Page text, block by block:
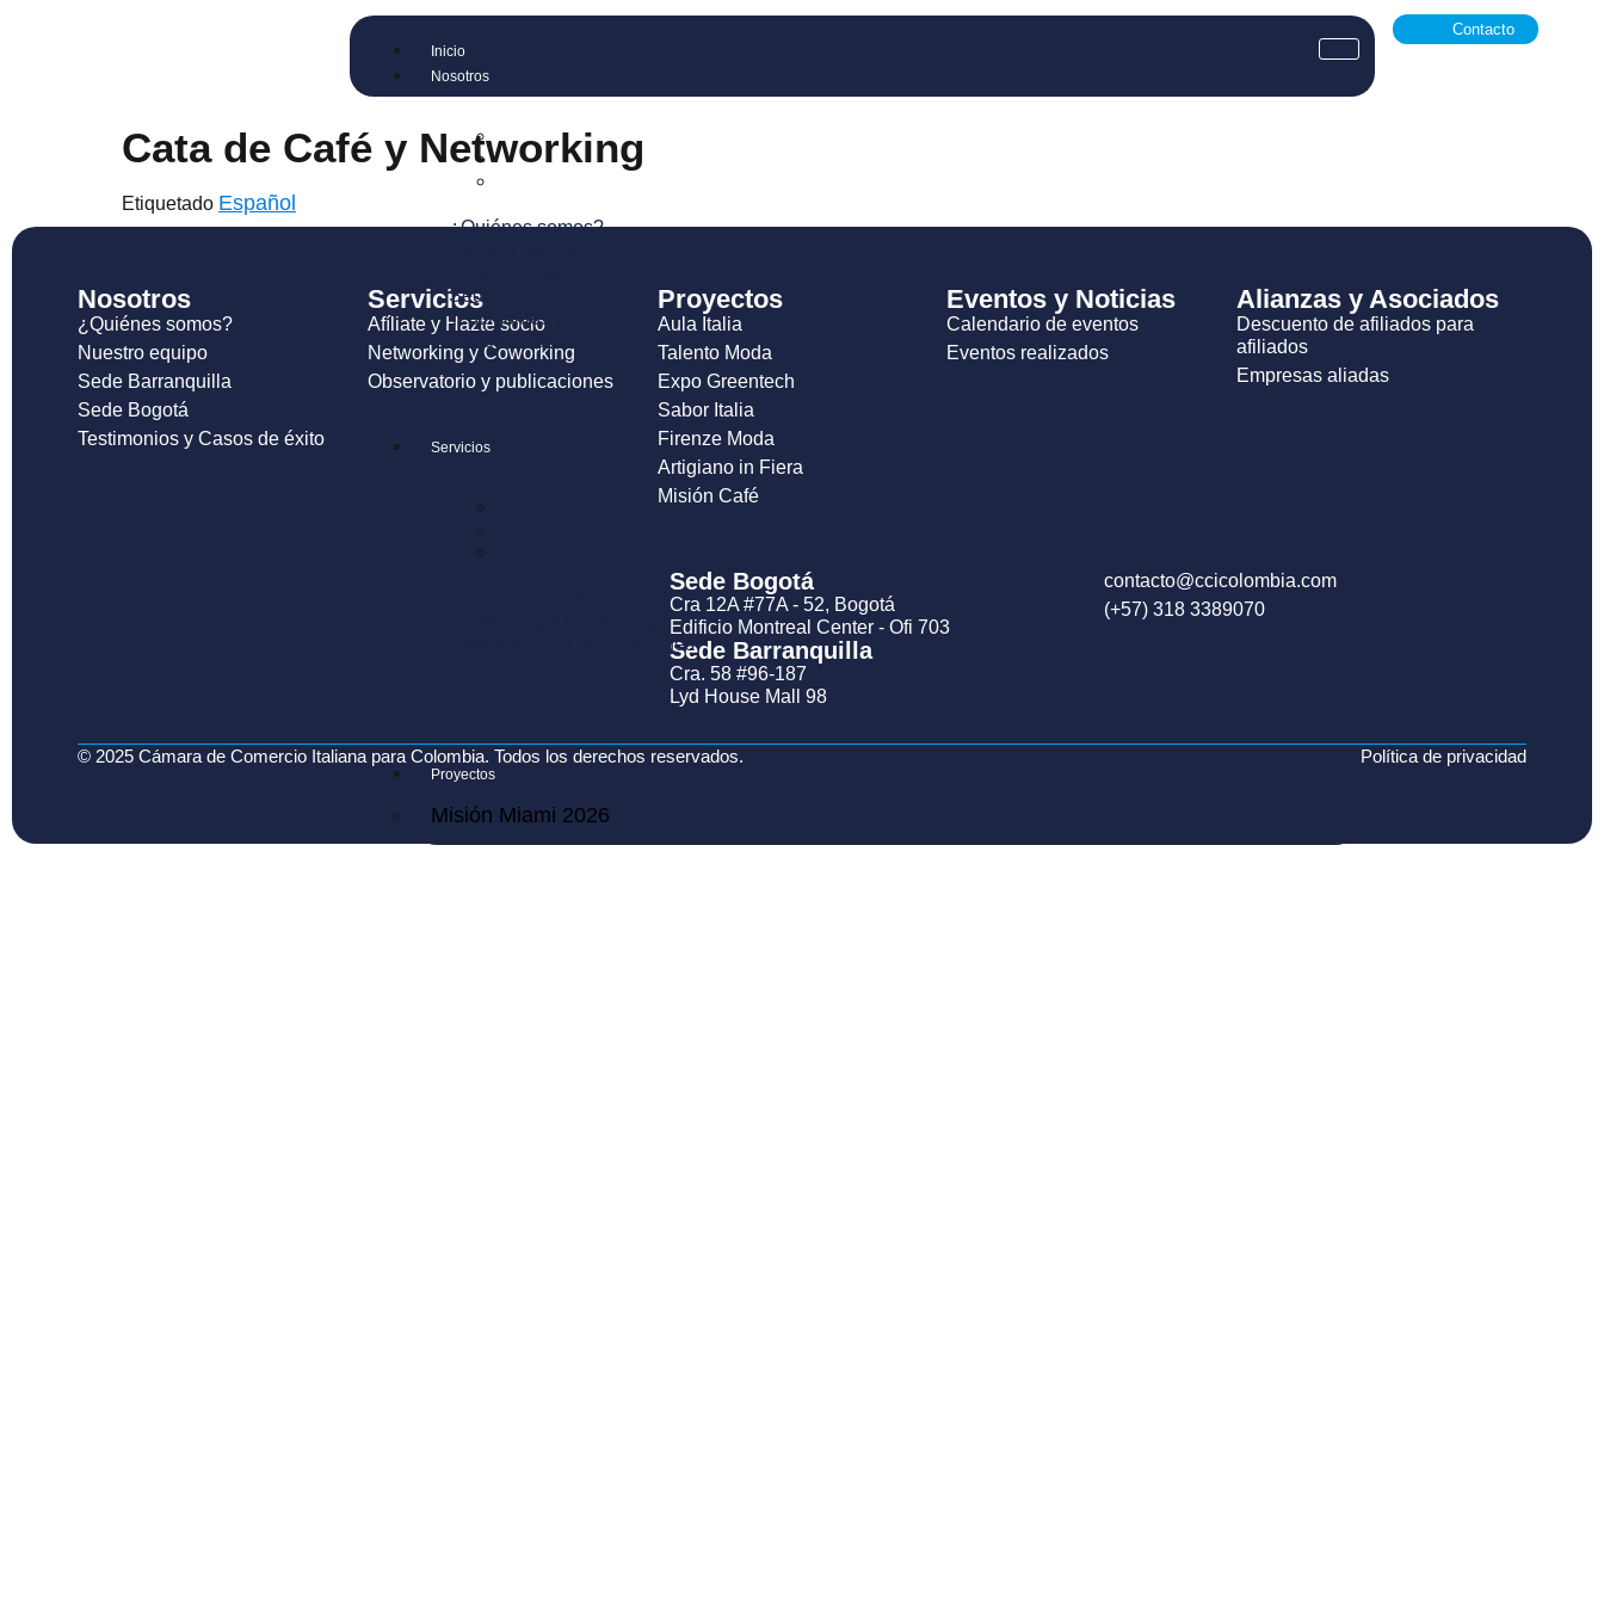
Inicio
Nosotros
¿Quiénes somos?
Sede Regional Caribe
Testimonios y
Casos de éxito
Servicios
Observatorio y publicaciones
Proyectos
Misión Miami 2026
Contacto
Cata de Café y Networking
Etiquetado Español
Nosotros
¿Quiénes somos?
Nuestro equipo
Sede Barranquilla
Sede Bogotá
Testimonios y Casos de éxito
Servicios
Afíliate y Hazte socio
Networking y Coworking
Observatorio y publicaciones
Proyectos
Aula Italia
Talento Moda
Expo Greentech
Sabor Italia
Firenze Moda
Artigiano in Fiera
Misión Café
Eventos y Noticias
Calendario de eventos
Eventos realizados
Alianzas y Asociados
Descuento de afiliados para
afiliados
Empresas aliadas
Sede Bogotá
Cra 12A #77A - 52, Bogotá
Edificio Montreal Center - Ofi 703
Sede Barranquilla
Cra. 58 #96-187
Lyd House Mall 98
contacto@ccicolombia.com
(+57) 318 3389070
© 2025 Cámara de Comercio Italiana para Colombia. Todos los derechos reservados. Política de privacidad